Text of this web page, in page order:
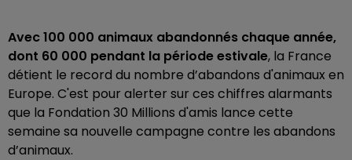
Avec 100 000 animaux abandonnés chaque année,
dont 60 000 pendant la période estivale, la France
détient le record du nombre d’abandons d'animaux en
Europe. C'est pour alerter sur ces chiffres alarmants
que la Fondation 30 Millions d'amis lance cette
semaine sa nouvelle campagne contre les abandons
d’animaux.